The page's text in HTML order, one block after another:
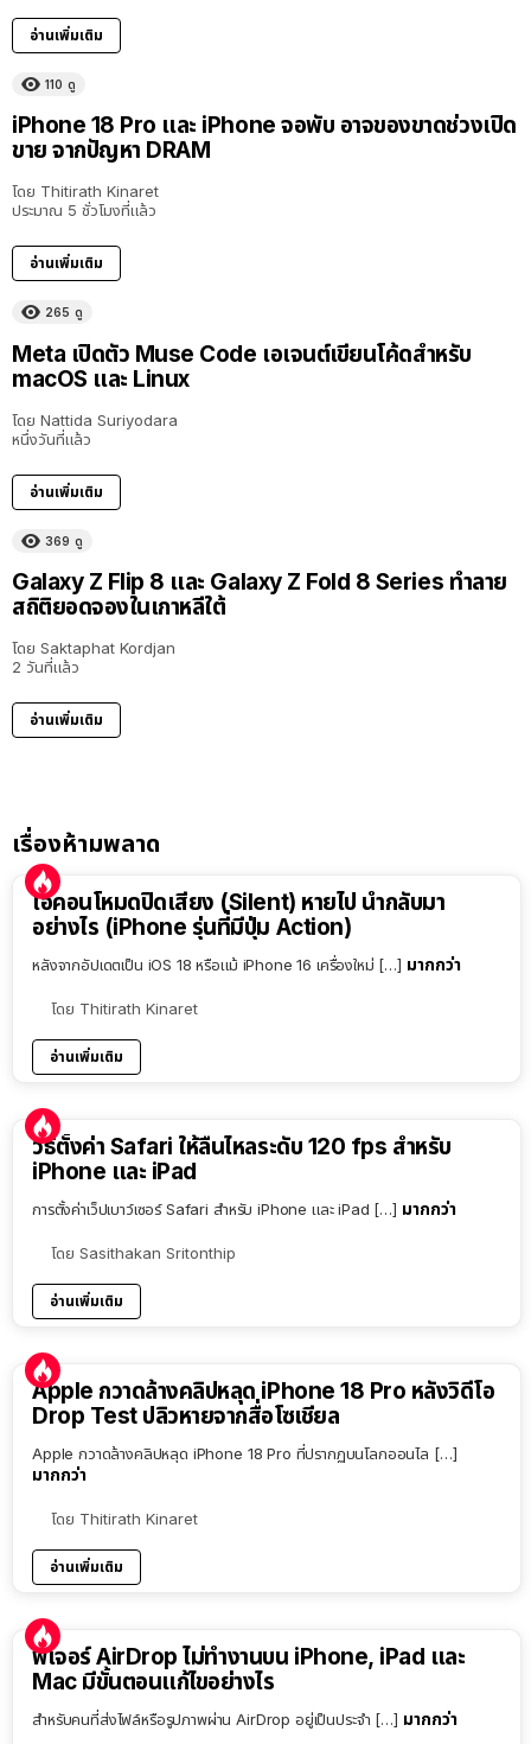
อ่านเพิ่มเติม
110 ดู
iPhone 18 Pro และ iPhone จอพับ อาจของขาดช่วงเปิด
ขาย จากปัญหา DRAM
โดย Thitirath Kinaret
ประมาณ 5 ชั่วโมงที่แล้ว
อ่านเพิ่มเติม
265 ดู
Meta เปิดตัว Muse Code เอเจนต์เขียนโค้ดสำหรับ
macOS และ Linux
โดย Nattida Suriyodara
หนึ่งวันที่แล้ว
อ่านเพิ่มเติม
369 ดู
Galaxy Z Flip 8 และ Galaxy Z Fold 8 Series ทำลาย
สถิติยอดจองในเกาหลีใต้
โดย Saktaphat Kordjan
2 วันที่แล้ว
อ่านเพิ่มเติม
เรื่องห้ามพลาด
ไอคอนโหมดปิดเสียง (Silent) หายไป นำกลับมา
อย่างไร (iPhone รุ่นที่มีปุ่ม Action)
หลังจากอัปเดตเป็น iOS 18 หรือแม้ iPhone 16 เครื่องใหม่ […] มากกว่า
โดย Thitirath Kinaret
อ่านเพิ่มเติม
วิธีตั้งค่า Safari ให้ลื่นไหลระดับ 120 fps สำหรับ
iPhone และ iPad
การตั้งค่าเว็ปเบาว์เซอร์ Safari สำหรับ iPhone และ iPad […] มากกว่า
โดย Sasithakan Sritonthip
อ่านเพิ่มเติม
Apple กวาดล้างคลิปหลุด iPhone 18 Pro หลังวิดีโอ
Drop Test ปลิวหายจากสื่อโซเชียล
Apple กวาดล้างคลิปหลุด iPhone 18 Pro ที่ปรากฏบนโลกออนไล […]
มากกว่า
โดย Thitirath Kinaret
อ่านเพิ่มเติม
ฟีเจอร์ AirDrop ไม่ทำงานบน iPhone, iPad และ
Mac มีขั้นตอนแก้ไขอย่างไร
สำหรับคนที่ส่งไฟล์หรือรูปภาพผ่าน AirDrop อยู่เป็นประจำ […] มากกว่า